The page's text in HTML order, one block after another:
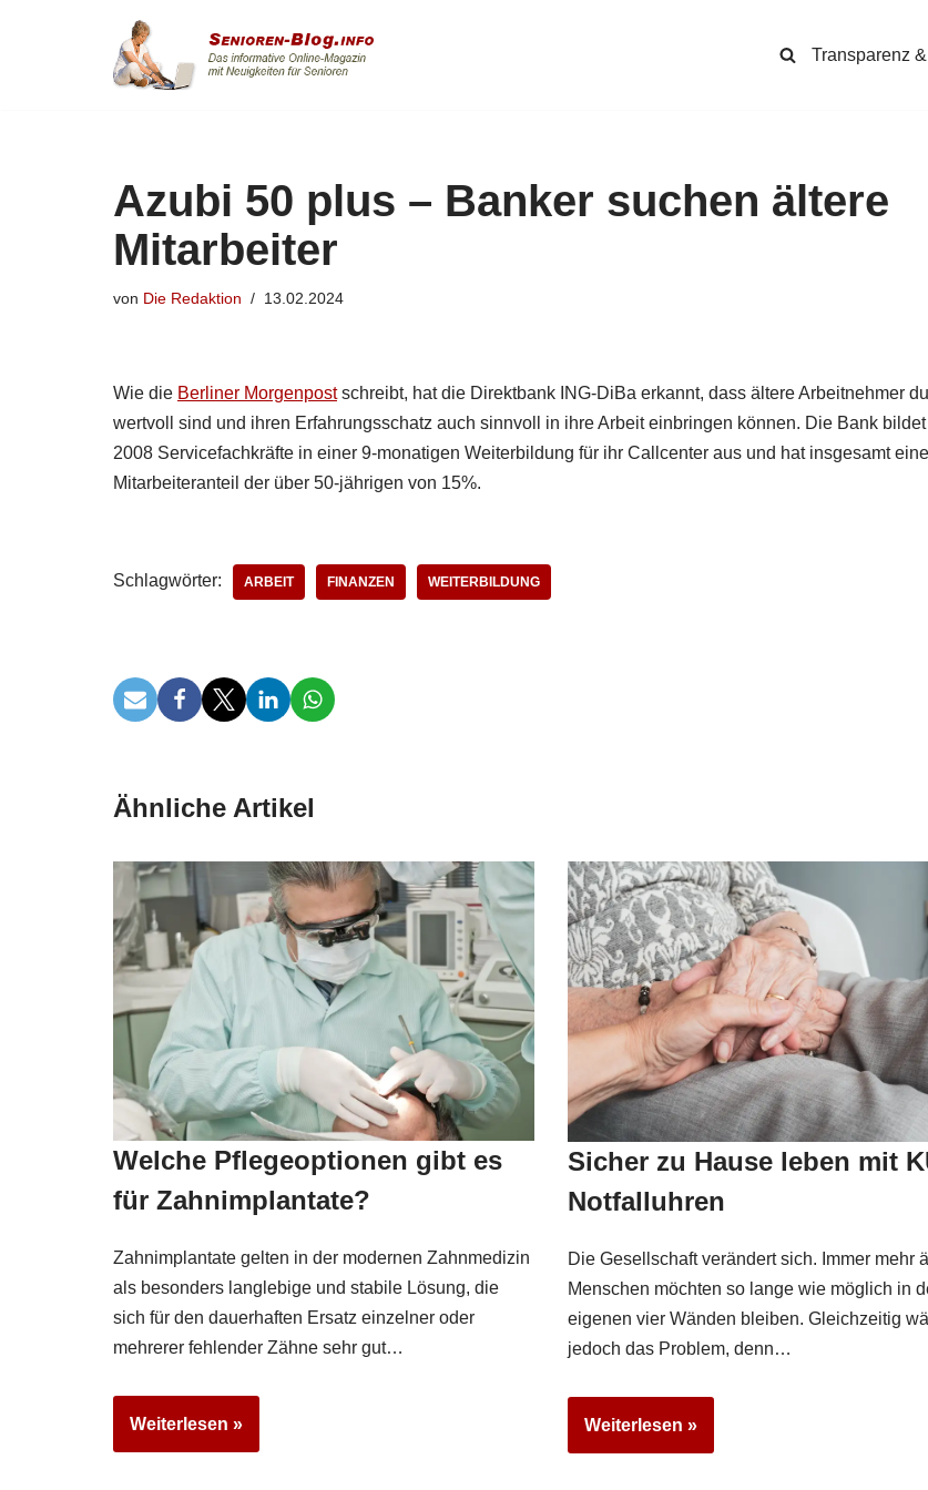
Transparenz
Azubi 50 plus – Banker suchen ältere
Mitarbeiter
von Die Redaktion 13.02.2024
Wie die Berliner Morgenpostschreibt, hat die Direktbank ING-DiBa erkannt, dass ältere Arbeitnehmer
wertvoll sind und ihren Erfahrungsschatz auch sinnvoll in ihre Arbeit einbringen können. Die Bank
2008 Servicefachkräfte in einer 9-monatigen Weiterbildung für ihr Callcenter aus und hat insgesamt
Mitarbeiteranteil der über 50-jährigen von 15%.
Schlagwörter: ARBEIT FINANZEN WEITERBILDUNG
Ähnliche Artikel
Welche Pflegeoptionen gibt es
für Zahnimplantate?
Zahnimplantate gelten in der modernen Zahnmedizin
als besonders langlebige und stabile Lösung, die
sich für den dauerhaften Ersatz einzelner oder
mehrerer fehlender Zähne sehr gut…
Weiterlesen »
Sicher zu Hause leben mit
Notfalluhren
Die Gesellschaft verändert sich. Immer mehr
Menschen möchten so lange wie möglich in
eigenen vier Wänden bleiben. Gleichzeitig
jedoch das Problem, denn…
Weiterlesen »